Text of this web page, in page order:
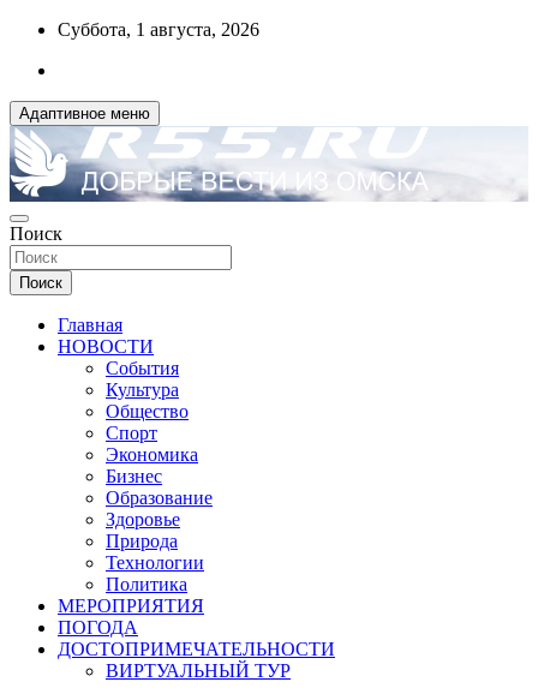
Перейти
содержимому
Суббота, 1 августа, 2026
Адаптивное меню
R55.RU
ДОБРЫЕ ВЕСТИ ИЗ ОМСКА
Поиск
Поиск
Главная
НОВОСТИ
События
Культура
Общество
Спорт
Экономика
Бизнес
Образование
Здоровье
Природа
Технологии
Политика
МЕРОПРИЯТИЯ
ПОГОДА
ДОСТОПРИМЕЧАТЕЛЬНОСТИ
ВИРТУАЛЬНЫЙ ТУР